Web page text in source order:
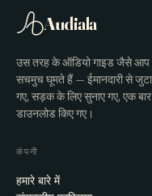
Audiala
उस तरह के ऑडियो गाइड जैसे आप
सचमुच घूमते हैं — ईमानदारी से
गए, सड़क के लिए सुनाए गए, एक बार
डाउनलोड किए गए।
कंपनी
हमारे बारे में